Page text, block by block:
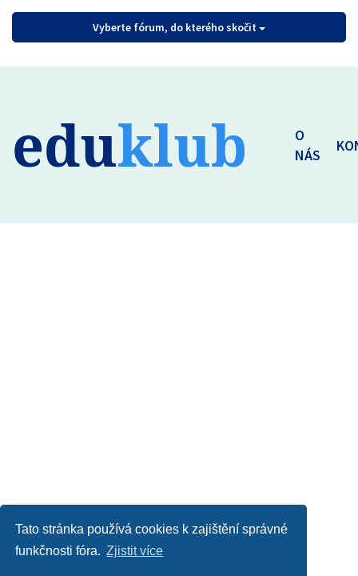
Tato stránka používá cookies k zajištění správné
funkčnosti fóra. Zjistit více
Vyberte fórum, do kterého skočit
eduklub
O
NÁS